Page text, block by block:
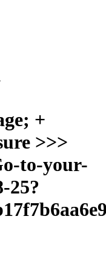
+
>>>
to-your-
25?